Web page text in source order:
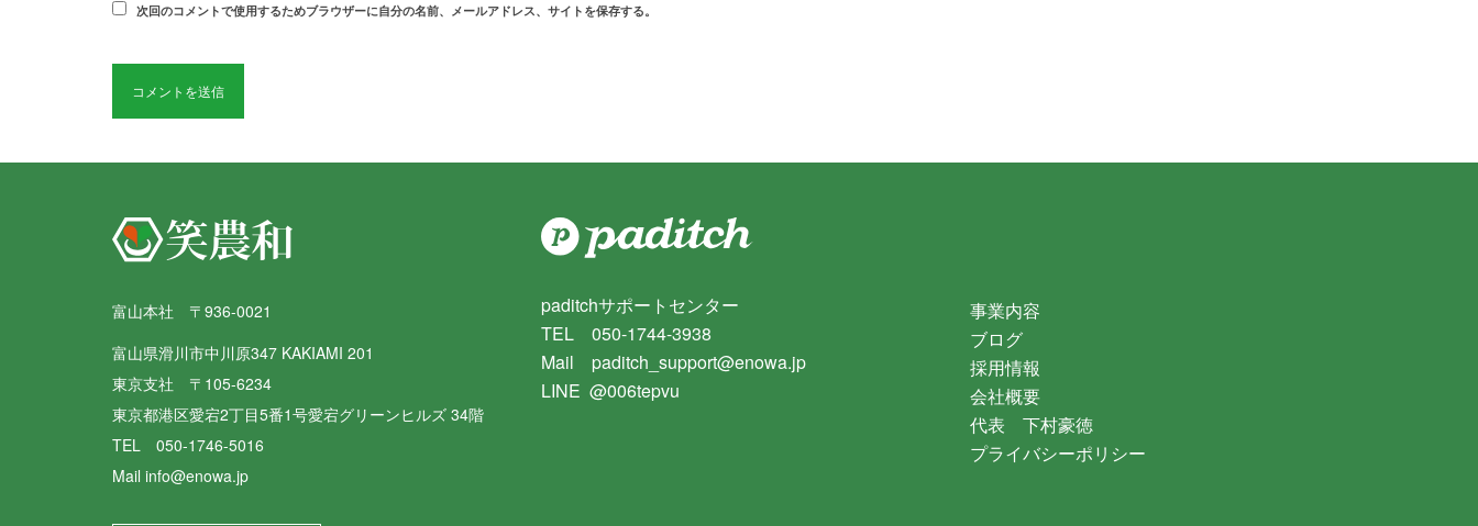
次回のコメントで使用するためブラウザーに自分の名前、メールアドレス、サイトを保存する。
富山本社 〒936-0021
富山県滑川市中川原347 KAKIAMI 201
東京支社 〒105-6234
東京都港区愛宕2丁目5番1号愛宕グリーンヒルズ 34階
TEL 050-1746-5016
Mail info@enowa.jp
paditchサポートセンター
TEL 050-1744-3938
Mail paditch_support@enowa.jp
LINE @006tepvu
事業内容
ブログ
採用情報
会社概要
代表 下村豪徳
プライバシーポリシー